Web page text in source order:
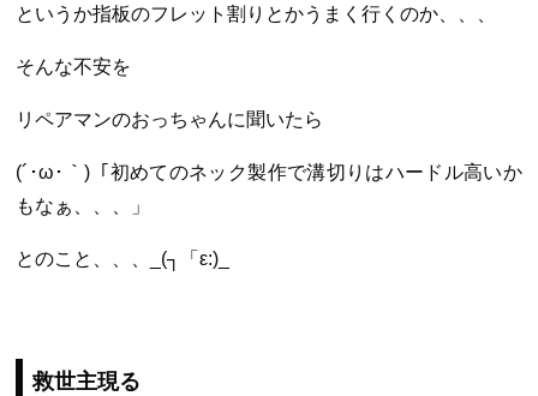
というか指板のフレット割りとかうまく行くのか、、、
そんな不安を
リペアマンのおっちゃんに聞いたら
(´･ω･｀)「初めてのネック製作で溝切りはハードル高いか
もなぁ、、、」
とのこと、、、_(┐「ε:)_
救世主現る